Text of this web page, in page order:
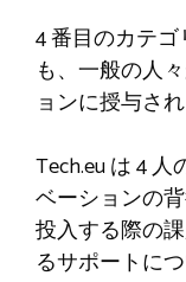
4 番目のカテ
も、一般の人
ョンに授与され
Tech.eu は 4
ベーションの
投入する際の
るサポートに